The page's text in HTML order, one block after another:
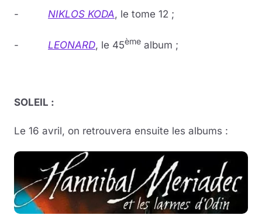
- NIKLOS KODA, le tome 12 ;
- LEONARD, le 45ème album ;
SOLEIL :
Le 16 avril, on retrouvera ensuite les albums :